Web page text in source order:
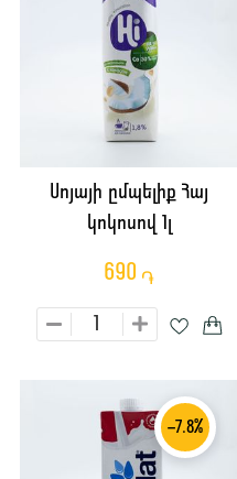
Սոյայի ըմպելիք Հայ
կոկոսով 1լ
690 ֏
-7.8%